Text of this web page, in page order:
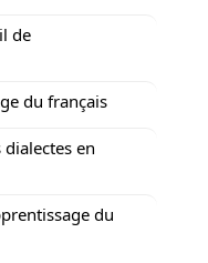
de
du français
dialectes en
du